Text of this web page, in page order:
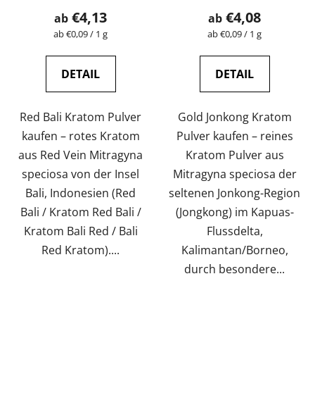
Produktbewertung
ist
von
ab €4,13
Verkaufspreis:
ab €0,09 / 1 g
DETAIL
Red Bali Kratom Pulver
kaufen – rotes Kratom
aus Red Vein Mitragyna
speciosa von der Insel
Bali, Indonesien (Red
Bali / Kratom Red Bali /
Kratom Bali Red / Bali
Red Kratom)....
ab €4,08
Verkaufspreis:
ab €0,09 / 1 g
DETAIL
Gold Jonkong Kratom
Pulver kaufen – reines
Kratom Pulver aus
Mitragyna speciosa der
seltenen Jonkong-Region
(Jongkong) im Kapuas-
Flussdelta,
Kalimantan/Borneo,
durch besondere...